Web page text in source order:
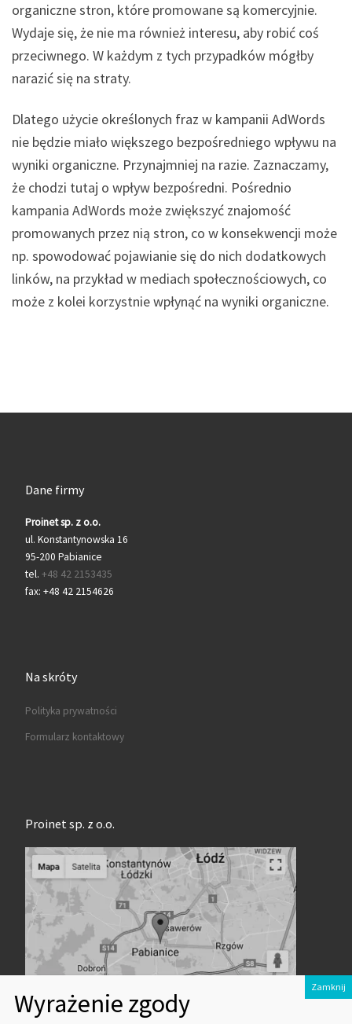
organiczne stron, które promowane są komercyjnie.
Wydaje się, że nie ma również interesu, aby robić coś
przeciwnego. W każdym z tych przypadków mógłby
narazić się na straty.
Dlatego użycie określonych fraz w kampanii AdWords
nie będzie miało większego bezpośredniego wpływu na
wyniki organiczne. Przynajmniej na razie. Zaznaczamy,
że chodzi tutaj o wpływ bezpośredni. Pośrednio
kampania AdWords może zwiększyć znajomość
promowanych przez nią stron, co w konsekwencji może
np. spowodować pojawianie się do nich dodatkowych
linków, na przykład w mediach społecznościowych, co
może z kolei korzystnie wpłynąć na wyniki organiczne.
Dane firmy
Proinet sp. z o.o.
ul. Konstantynowska 16
95-200 Pabianice
tel. +48 42 2153435
fax: +48 42 2154626
Na skróty
Polityka prywatności
Formularz kontaktowy
Proinet sp. z o.o.